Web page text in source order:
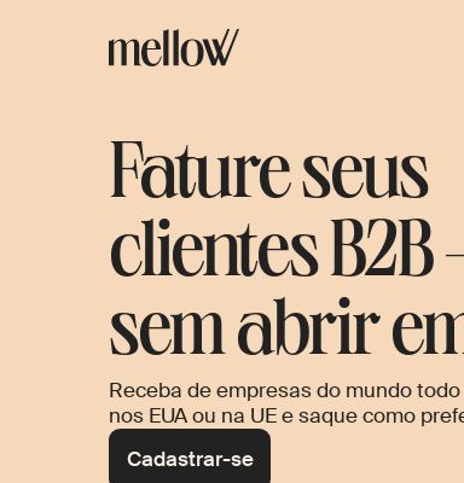
Fature seus
clientes
sem abrir
Receba de empresas do mundo
nos EUA ou na UE e saque como
Cadastrar-se